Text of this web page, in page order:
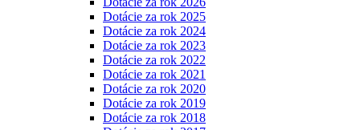
Dotácie za rok 2025
Dotácie za rok 2024
Dotácie za rok 2023
Dotácie za rok 2022
Dotácie za rok 2021
Dotácie za rok 2020
Dotácie za rok 2019
Dotácie za rok 2018